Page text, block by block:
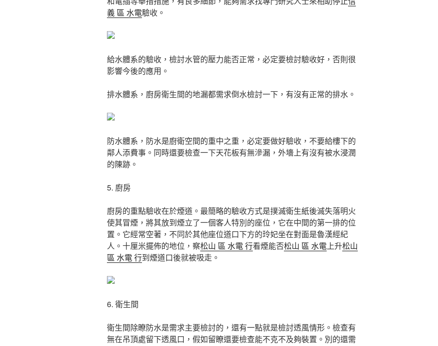
義 區 水電驗收。
給水體系的驗收，檢討水管的壓力能否正常，必定要檢討驗收好，否則很
影響今後的應用。
排水體系，廚房衛生間的地漏都需求倒水檢討一下，有沒有正常的排水。
防水體系，防水是廚衛空間的重中之重，必定要做好驗收，不要給樓下的
鄰人添費事。同時還要檢查一下天花板有無滲漏，外墻上有沒有被水浸潤
的陳跡。
5. 廚房
廚房的重點驗收在於煙道。最簡略的驗收方式是撲滅衛生紙後滅失落明火
使其冒煙，將其放到煙立了一個客人特別的座位，它在中間的第一排的位
置。它經常空著，不同於其他座位道口下方的玲妃坐在對面是魯漢經紀
人。十厘米擺佈的地位，察松山 區 水電 行看煙能否松山 區 水電上升松山
區 水電 行到煙道口後就被吸走。
6. 衛生間
衛生間除瞭防水是需求主要檢討的，還有一點就是檢討透風情形。檢查有
無在吊頂處留下透風口，假如留瞭還要檢查能不克不及夠裝置。別的還需